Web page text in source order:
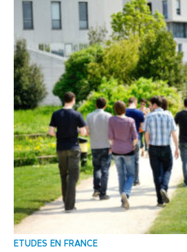
ΕTUDES EN FRANCE